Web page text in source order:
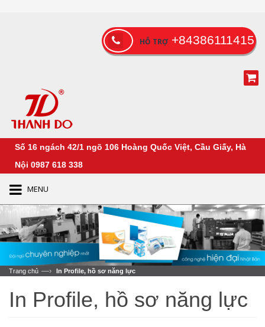
HỖ TRỢ +84386111415
Số 16 ngách 42/1 ngõ 106 Hoàng Quốc Việt, Cầu Giấy, Hà
Nội 0987 618 338
MENU
Trang chủ —› In Profile, hồ sơ năng lực
In Profile, hồ sơ năng lực